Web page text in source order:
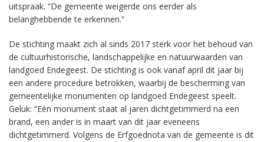
uitspraak. “De gemeente weigerde ons eerder als
belanghebbende te erkennen.”
De stichting maakt zich al sinds 2017 sterk voor het behoud van
de cultuurhistorische, landschappelijke en natuurwaarden van
landgoed Endegeest. De stichting is ook vanaf april dit jaar bij
een andere procedure betrokken, waarbij de bescherming van
gemeentelijke monumenten op landgoed Endegeest speelt.
Geluk: “Eén monument staat al jaren dichtgetimmerd na een
brand, een ander is in maart van dit jaar eveneens
dichtgetimmerd. Volgens de Erfgoednota van de gemeente is dit